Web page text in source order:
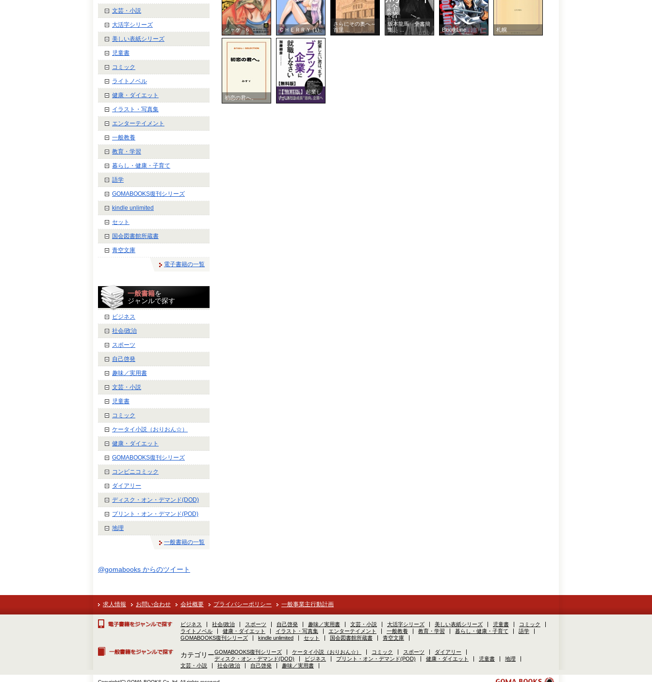
文芸・小説
大活字シリーズ
美しい表紙シリーズ
児童書
コミック
ライトノベル
健康・ダイエット
イラスト・写真集
エンターテイメント
一般教養
教育・学習
暮らし・健康・子育て
語学
GOMABOOKS復刊シリーズ
kindle unlimited
セット
国会図書館所蔵書
青空文庫
電子書籍の一覧
一般書籍を
ジャンルで探す
ビジネス
社会/政治
スポーツ
自己啓発
趣味／実用書
文芸・小説
児童書
コミック
ケータイ小説（おりおん☆）
健康・ダイエット
GOMABOOKS復刊シリーズ
コンビニコミック
ダイアリー
ディスク・オン・デマンド(DOD)
プリント・オン・デマンド(POD)
地理
一般書籍の一覧
@gomabooks からのツイート
シャケ 6 ＣＨＥＲＲＹ (1)
さらにその奥へ～
首里 ...
坂本龍馬 全書簡
集 ...
Blood Line ... 札幌
初恋の君へ。
【無料版】起業し
たい ...
求人情報 お問い合わせ 会社概要 プライバシーポリシー 一般事業主行動計画
ビジネス 社会/政治 スポーツ 自己啓発 趣味／実用書 文芸・小説 大活字シリーズ 美しい表紙シリーズ 児童書
コミック
ライトノベル
健康・ダイエット イラスト・写真集 エンターテイメント 一般教養 教育・学習 暮らし・健康・子育て
語学
GOMABOOKS復刊シリーズ
kindle unlimited セット 国会図書館所蔵書 青空文庫
カテゴリーGOMABOOKS復刊シリーズ ケータイ小説（おりおん☆） コミック スポーツ
ダイアリー
ディスク・オン・デマンド(DOD)
ビジネス プリント・オン・デマンド(POD) 健康・ダイエット 児童書
地理
文芸・小説
社会/政治 自己啓発 趣味／実用書